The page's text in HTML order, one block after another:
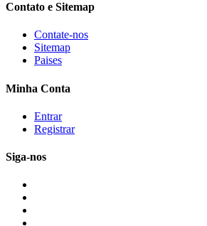
Contato e Sitemap
Contate-nos
Sitemap
Paises
Minha Conta
Entrar
Registrar
Siga-nos